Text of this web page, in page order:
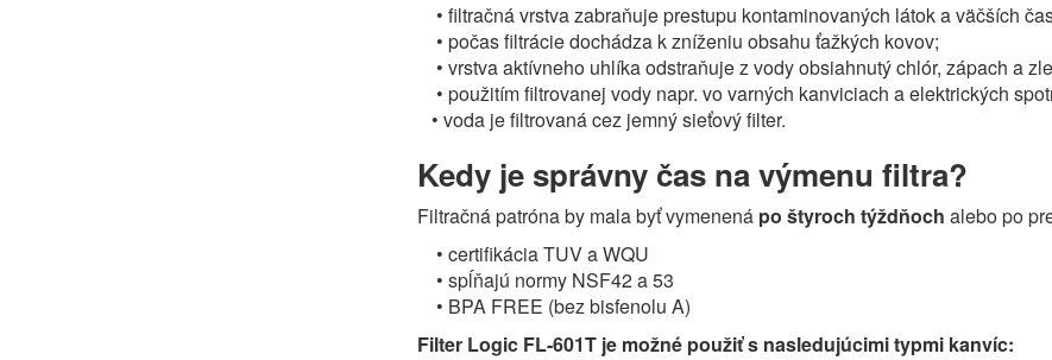
• filtračná vrstva zabraňuje prestupu kontaminovaných látok a väčších
• počas filtrácie dochádza k zníženiu obsahu ťažkých kovov;
• vrstva aktívneho uhlíka odstraňuje z vody obsiahnutý chlór, zápach a
• použitím filtrovanej vody napr. vo varných kanviciach a elektrických
• voda je filtrovaná cez jemný sieťový filter.
Kedy je správny čas na výmenu filtra?
Filtračná patróna by mala byť vymenená po štyroch týždňoch alebo po
• certifikácia TUV a WQU
• spĺňajú normy NSF42 a 53
• BPA FREE (bez bisfenolu A)
Filter Logic FL-601T je možné použiť s nasledujúcimi typmi kanvíc: